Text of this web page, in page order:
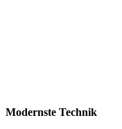
Modernste Technik